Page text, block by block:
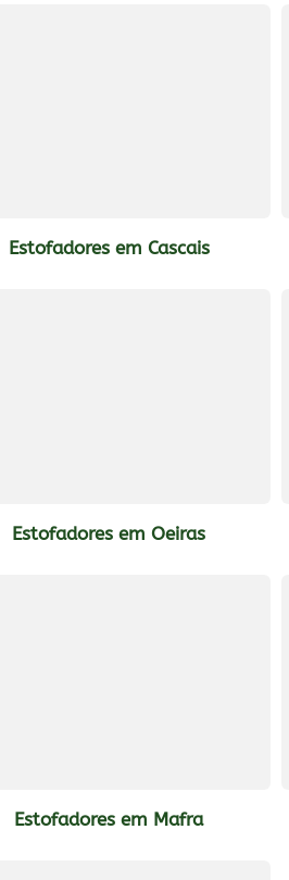
Estofadores em Cascais
Estofadores em Oeiras
Estofadores em Mafra